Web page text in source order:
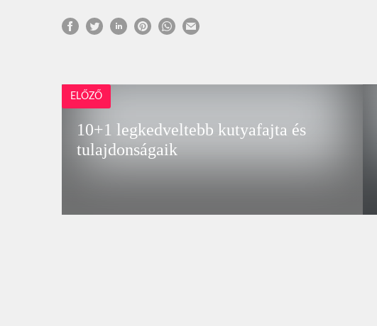
ELŐZŐ
10+1 legkedveltebb kutyafajta és
tulajdonságaik